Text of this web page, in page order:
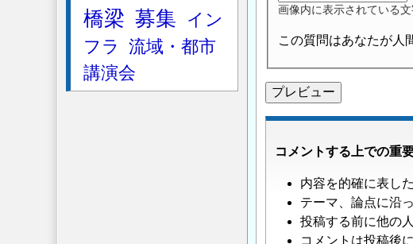
画像内に表示されている
この質問はあなたが人
コメントする上での重
内容を的確に表し
テーマ、論点に沿
投稿する前に他の
コメントは投稿後
橋梁 募集
イン
フラ
流域・都市
講演会